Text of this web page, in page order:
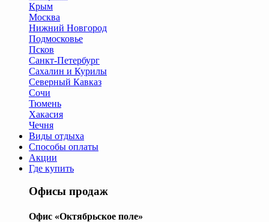
Крым
Москва
Нижний Новгород
Подмосковье
Псков
Санкт-Петербург
Сахалин и Курилы
Северный Кавказ
Сочи
Тюмень
Хакасия
Чечня
Виды отдыха
Способы оплаты
Акции
Где купить
Офисы продаж
Офис «Октябрьское поле»